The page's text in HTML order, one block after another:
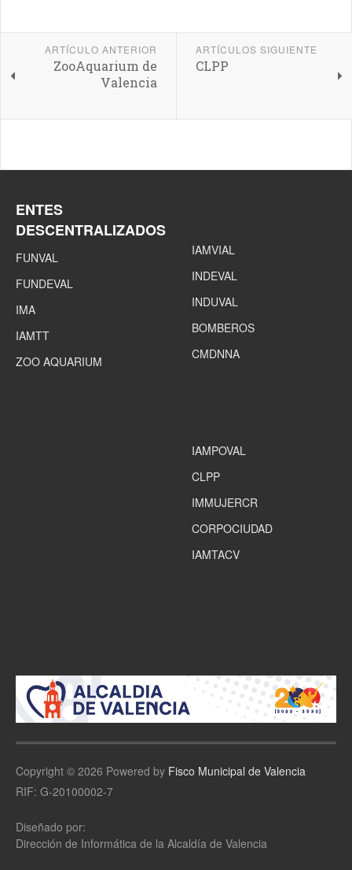
ARTÍCULO ANTERIOR
ZooAquarium de
Valencia
ARTÍCULOS SIGUIENTE
CLPP
ENTES
DESCENTRALIZADOS
FUNVAL
FUNDEVAL
IMA
IAMTT
ZOO AQUARIUM
IAMVIAL
INDEVAL
INDUVAL
BOMBEROS
CMDNNA
IAMPOVAL
CLPP
IMMUJERCR
CORPOCIUDAD
IAMTACV
Copyright © 2026 Powered by Fisco Municipal de Valencia
RIF: G-20100002-7
Diseñado por:
Dirección de Informática de la Alcaldía de Valencia